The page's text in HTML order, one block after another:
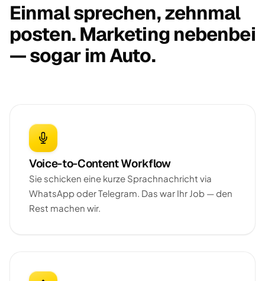
Einmal sprechen, zehnmal
posten. Marketing nebenbei
— sogar im Auto.
Voice-to-Content Workflow
Sie schicken eine kurze Sprachnachricht via
WhatsApp oder Telegram. Das war Ihr Job — den
Rest machen wir.